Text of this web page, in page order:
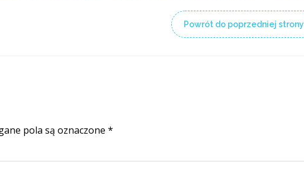
Powrót do poprzedniej strony
pola są oznaczone *